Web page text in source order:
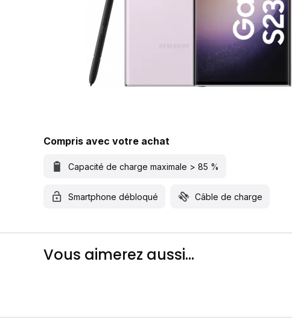
Compris avec votre achat
Capacité de charge maximale > 85 %
Smartphone débloqué Câble de charge
Vous aimerez aussi...